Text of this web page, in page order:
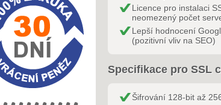
Licence pro instalaci
neomezený počet
Lepší hodnocení
(pozitivní vliv na SEO)
Specifikace pro SSL
Šifrování 128-bit až